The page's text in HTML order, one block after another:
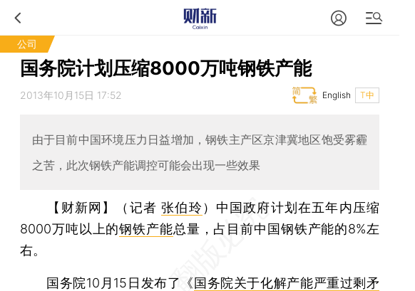
公司
国务院计划压缩8000万吨钢铁产能
2013年10月15日 17:52 T中
English
由于目前中国环境压力日益增加，钢铁主产区京津冀地区饱受雾霾
之苦，此次钢铁产能调控可能会出现一些效果
【财新网】（记者张伯玲 ） 中国政府计划在五年内压缩
8000万吨以上的钢铁产能总量，占目前中国钢铁产能的8%左
右。
国务院10月15日发布了《国务院关于化解产能严重过剩矛